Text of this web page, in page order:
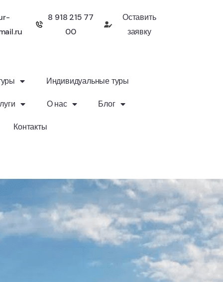
8 918 215 77
00
Оставить
заявку
Индивидуальные туры
О нас Блог
Контакты